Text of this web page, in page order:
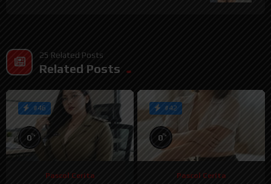
25 Related Posts
Related Posts
#46
0%
Pascol Cerita
#42
0%
Pascol Cerita